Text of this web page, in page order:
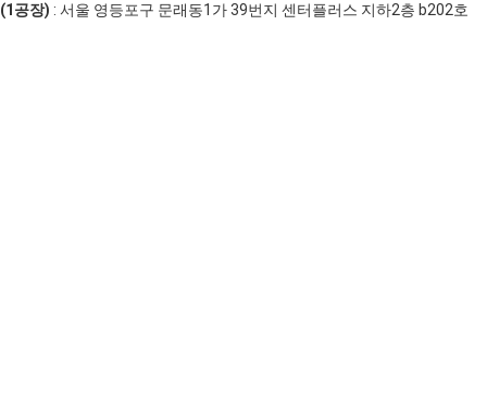
(1공장) : 서울 영등포구 문래동1가 39번지 센터플러스 지하2층 b202호